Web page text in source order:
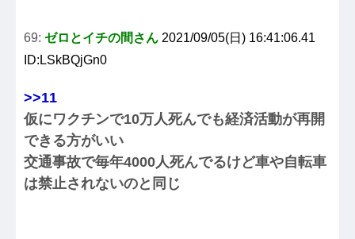
69: ゼロとイチの間さん 2021/09/05(日) 16:41:06.41
ID:LSkBQjGn0
>>11
仮にワクチンで10万人死んでも経済活動が再開
できる方がいい
交通事故で毎年4000人死んでるけど車や自転車
は禁止されないのと同じ